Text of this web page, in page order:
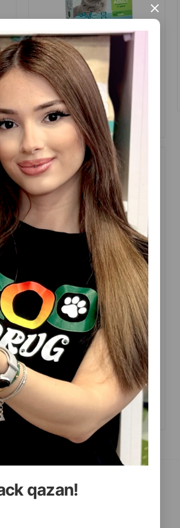
qazan!
×
(0 Rəylər)
Çəki Qiymət
Кq (çəki ilə)
7.90
15 kg 112.00
Mio qapılı və filtrli qapalı pişik tualeti
(0 Rəylər)
Çəki Qiymət
Almaq
Anbarda
Yoxdur
1ed fiolet 23.00 Anbarda
Yoxdur
23.00 Anbarda
Yoxdur
1ed qirmizi 23.00
Yoxdur